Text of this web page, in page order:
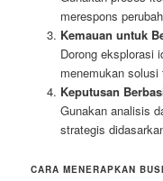
merespons
Kemauan untuk
Dorong eksplorasi
menemukan solusi
Keputusan
Gunakan analisis
strategis
CARA MENERAPKAN